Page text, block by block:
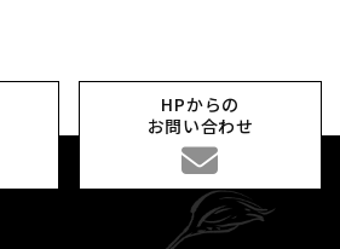
HPからの
お問い合わせ